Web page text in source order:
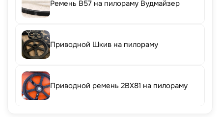
Ремень B57 на пилораму Вудмайзер
Приводной Шкив на пилораму
Приводной ремень 2BX81 на пилораму